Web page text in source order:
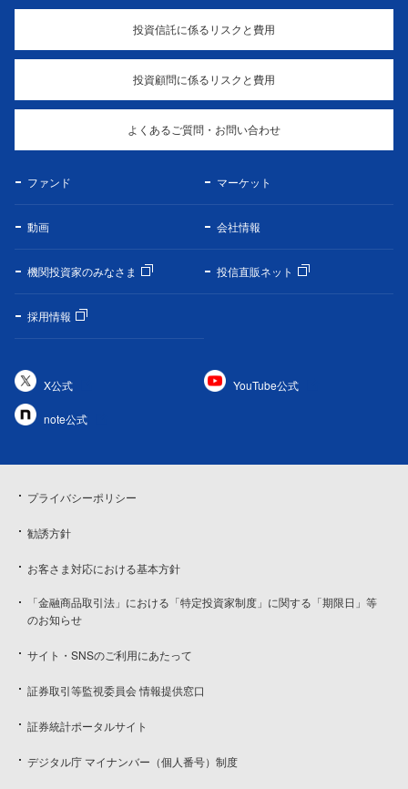
投資信託に係るリスクと費用
投資顧問に係るリスクと費用
よくあるご質問・お問い合わせ
ファンド マーケット
動画 会社情報
機関投資家のみなさま 投信直販ネット
採用情報
X公式 YouTube公式
note公式
プライバシーポリシー
勧誘方針
お客さま対応における基本方針
「金融商品取引法」における「特定投資家制度」に関する「期限日」等
のお知らせ
サイト・SNSのご利用にあたって
証券取引等監視委員会 情報提供窓口
証券統計ポータルサイト
デジタル庁 マイナンバー（個人番号）制度